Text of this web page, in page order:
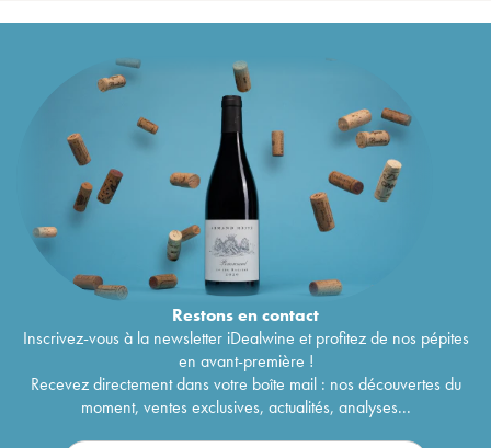
Restons encontact
Inscrivez-vous à la newsletter iDealwine et profitez de nos pépites
en avant-première !
Recevez directement dans votre boîte mail : nos découvertes du
moment, ventes exclusives, actualités, analyses...